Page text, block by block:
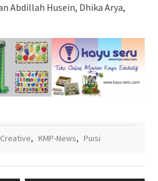
Abdillah Husein, Dhika Arya,
, KMP-News, Puisi